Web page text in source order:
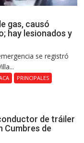
gas, causó
hay lesionados y
se registró
PRINCIPALES
de tráiler
Cumbres de